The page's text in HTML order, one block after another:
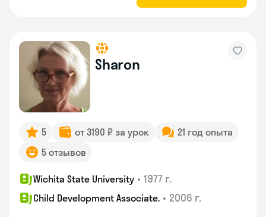
Sharon
5 от 3190 ₽ за урок
21 год опыта
5 отзывов
Wichita State University • 1977 г.
Child Development Associate. • 2006 г.